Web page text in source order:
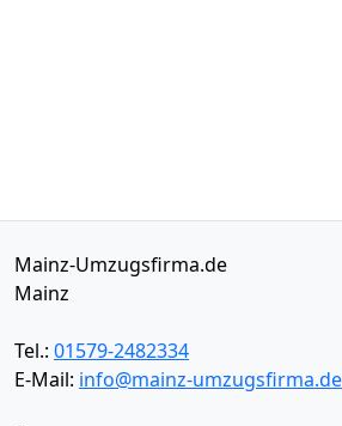
Mainz-Umzugsfirma.de
Mainz
Tel.: 01579-2482334
E-Mail: info@mainz-umzugsfirma.de